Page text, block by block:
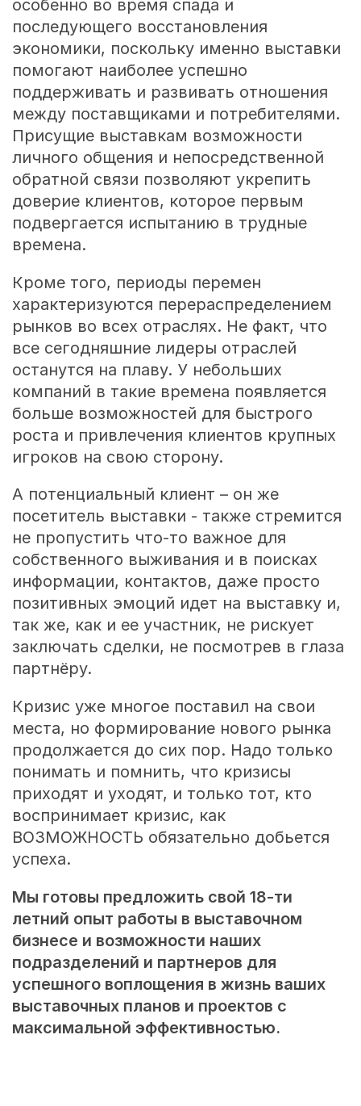
особенно во время спада и
последующего восстановления
экономики, поскольку именно выставки
помогают наиболее успешно
поддерживать и развивать отношения
между поставщиками и потребителями.
Присущие выставкам возможности
личного общения и непосредственной
обратной связи позволяют укрепить
доверие клиентов, которое первым
подвергается испытанию в трудные
времена.
Кроме того, периоды перемен
характеризуются перераспределением
рынков во всех отраслях. Не факт, что
все сегодняшние лидеры отраслей
останутся на плаву. У небольших
компаний в такие времена появляется
больше возможностей для быстрого
роста и привлечения клиентов крупных
игроков на свою сторону.
А потенциальный клиент – он же
посетитель выставки - также стремится
не пропустить что-то важное для
собственного выживания и в поисках
информации, контактов, даже просто
позитивных эмоций идет на выставку и,
так же, как и ее участник, не рискует
заключать сделки, не посмотрев в глаза
партнёру.
Кризис уже многое поставил на свои
места, но формирование нового рынка
продолжается до сих пор. Надо только
понимать и помнить, что кризисы
приходят и уходят, и только тот, кто
воспринимает кризис, как
ВОЗМОЖНОСТЬ обязательно добьется
успеха.
Мы готовы предложить свой 18-ти
летний опыт работы в выставочном
бизнесе и возможности наших
подразделений и партнеров для
успешного воплощения в жизнь ваших
выставочных планов и проектов с
максимальной эффективностью.